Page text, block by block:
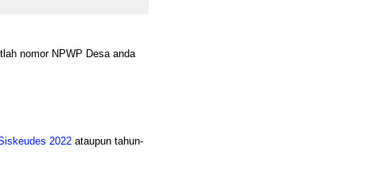
nomor NPWP Desa anda
2022 ataupun tahun-